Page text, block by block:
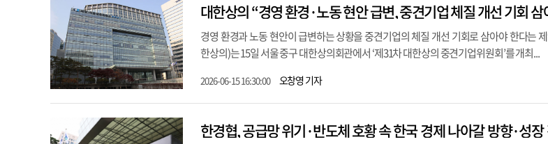
대한상의 “경영 환경·노동 현안 급변, 중견기업 체질 개선 기회 삼
경영 환경과 노동 현안이 급변하는 상황을 중견기업의 체질 개선 기회로 삼아야 한다는
한상의)는 15일 서울 중구 대한상의회관에서 ‘제31차 대한상의 중견기업위원회’를 개최...
2026-06-15 16:30:00 오창영 기자
한경협, 공급망 위기·반도체 호황 속 한국 경제 나아갈 방향·성